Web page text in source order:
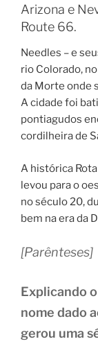
Arizona e
Route 66.
Needles – e
rio Colorado,
da Morte onde
A cidade foi
pontiagudos
cordilheira de
A histórica
levou para o
no século 20,
bem na era da
[Parênteses]
Explicando
nome dado
gerou uma